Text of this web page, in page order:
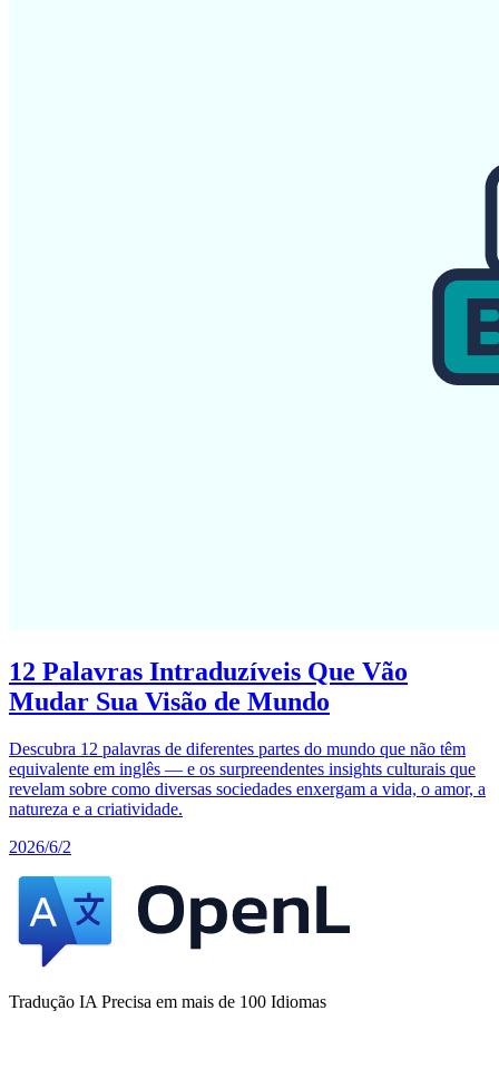
12 Palavras Intraduzíveis Que Vão
Mudar Sua Visão de Mundo
Descubra 12 palavras de diferentes partes do mundo que não têm
equivalente em inglês — e os surpreendentes insights culturais que
revelam sobre como diversas sociedades enxergam a vida, o amor, a
natureza e a criatividade.
2026/6/2
Tradução IA Precisa em mais de 100 Idiomas